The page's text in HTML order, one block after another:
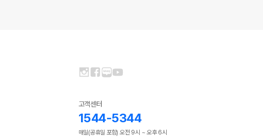
고객센터
1544-5344
매일(공휴일 포함) 오전 9시 ~ 오후 6시